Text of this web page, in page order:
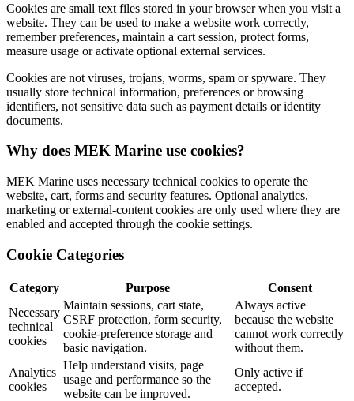
Cookies are small text files stored in your browser when you visit a
website. They can be used to make a website work correctly,
remember preferences, maintain a cart session, protect forms,
measure usage or activate optional external services.
Cookies are not viruses, trojans, worms, spam or spyware. They
usually store technical information, preferences or browsing
identifiers, not sensitive data such as payment details or identity
documents.
Why does MEK Marine use cookies?
MEK Marine uses necessary technical cookies to operate the
website, cart, forms and security features. Optional analytics,
marketing or external-content cookies are only used where they are
enabled and accepted through the cookie settings.
Cookie Categories
Category Purpose
Consent
Necessary
technical
cookies
Maintain sessions, cart state,
CSRF protection, form security,
cookie-preference storage and
basic navigation.
Always active
because the website
cannot work correctly
without them.
Analytics
cookies
Help understand visits, page
usage and performance so the
website can be improved.
Only active if
accepted.